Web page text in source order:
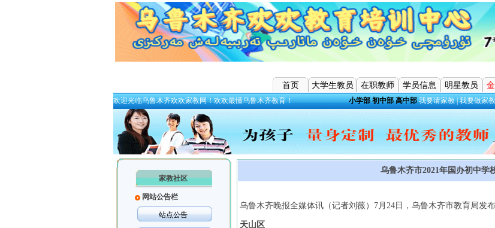
首页 大学生教员 在职教师 学员信息 明星教员
欢迎光临乌鲁木齐欢欢家教网！欢欢最懂乌鲁木齐教育！ 小学部 初中部 高中部 我要请家教|我要做家教
家教社区
网站公告栏
站点公告
乌鲁木齐市2021年国办初中学
乌鲁木齐晚报全媒体讯（记者刘薇）7月24日，乌鲁木齐市教育局发
天山区